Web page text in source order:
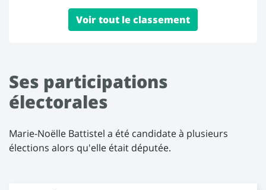
Voir tout le classement
Ses participations
électorales
Marie-Noëlle Battistel a été candidate à plusieurs
élections alors qu'elle était députée.